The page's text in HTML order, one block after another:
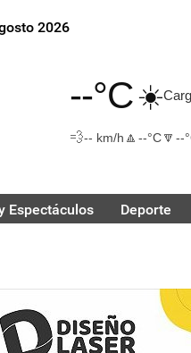
2026
--°C☀️
💨-- km/h 🔼 --°C🔽 --
Espectáculos Deporte